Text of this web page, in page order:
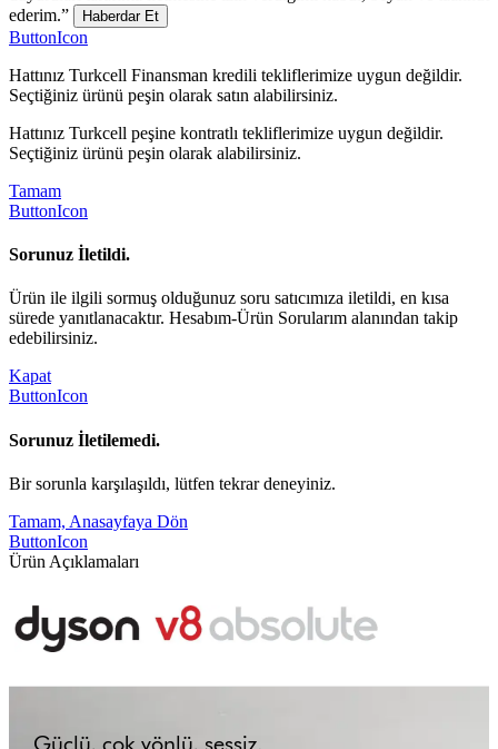
ederim.”
Haberdar Et
ButtonIcon
Hattınız Turkcell Finansman kredili tekliflerimize uygun değildir.
Seçtiğiniz ürünü peşin olarak satın alabilirsiniz.
Hattınız Turkcell peşine kontratlı tekliflerimize uygun değildir.
Seçtiğiniz ürünü peşin olarak alabilirsiniz.
Tamam
ButtonIcon
Sorunuz İletildi.
Ürün ile ilgili sormuş olduğunuz soru satıcımıza iletildi, en kısa
sürede yanıtlanacaktır. Hesabım-Ürün Sorularım alanından takip
edebilirsiniz.
Kapat
ButtonIcon
Sorunuz İletilemedi.
Bir sorunla karşılaşıldı, lütfen tekrar deneyiniz.
Tamam, Anasayfaya Dön
ButtonIcon
Ürün Açıklamaları
Güçlü, çok yönlü, sessiz.